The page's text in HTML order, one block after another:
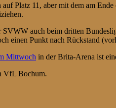
Platz 11, aber mit dem am
auch beim dritten
einen Punkt nach Rückstand
Mittwoch in der Brita-Arena ist
VfL Bochum.